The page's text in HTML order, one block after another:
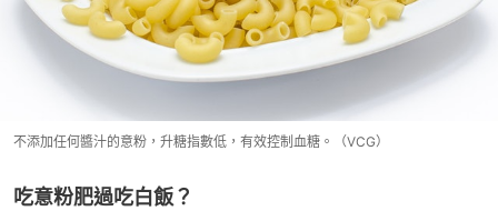
不添加任何醬汁的意粉，升糖指數低，有效控制血糖。（VCG）
吃意粉肥過吃白飯？